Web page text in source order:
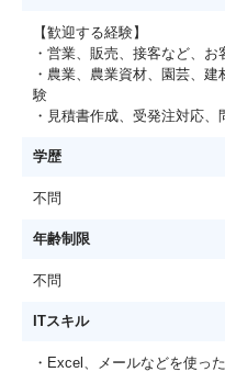
【歓迎する経験】
・営業、販売、接客など、
・農業、農業資材、園芸、
験
・見積書作成、受発注対応
学歴
不問
年齢制限
不問
ITスキル
・Excel、メールなどを使っ